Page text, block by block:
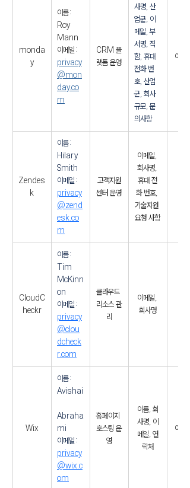
monda
y
이름:
Roy
Mann
이메일:
privacy
@mon
day.co
m
CRM 플
랫폼 운영
사명, 산
업군, 이
메일, 부
서명, 직
함, 휴대
전화 번
호, 산업
군, 회사
규모, 문
의사항
이스
Zendes
k
이름:
Hilary
Smith
이메일:
privacy
@zend
esk.co
m
고객지원
센터 운영
이메일,
회사명,
휴대 전
화 번호,
기술지원
요청 사항
CloudC
heckr
이름:
Tim
McKinn
on
이메일:
privacy
@clou
dcheck
r.com
클라우드
리소스 관
리
이메일,
회사명
Wix
이름:
Avishai
Abraha
mi
이메일:
privacy
@wix.c
om
홈페이지
호스팅 운
영
이름, 회
사명, 이
메일, 연
락처
이스